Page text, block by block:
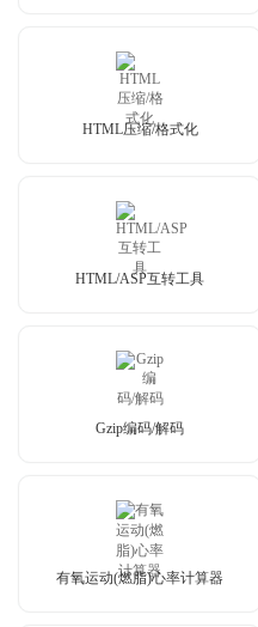
HTML压缩/格式化
HTML/ASP互转工具
Gzip编码/解码
有氧运动(燃脂)心率计算器